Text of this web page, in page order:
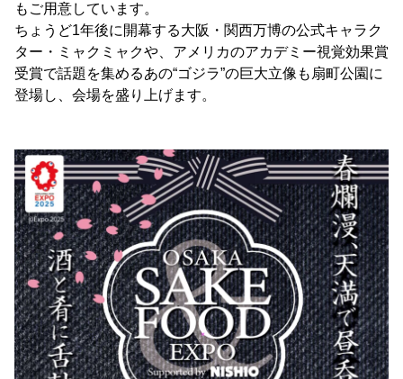
もご用意しています。
ちょうど1年後に開幕する大阪・関西万博の公式キャラク
ター・ミャクミャクや、アメリカのアカデミー視覚効果賞
受賞で話題を集めるあの“ゴジラ”の巨大立像も扇町公園に
登場し、会場を盛り上げます。